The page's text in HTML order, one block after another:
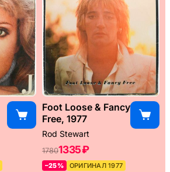
Foot Loose & Fancy
Free, 1977
Rod Stewart
17801335 ₽
–25% ОРИГИНАЛ 1977